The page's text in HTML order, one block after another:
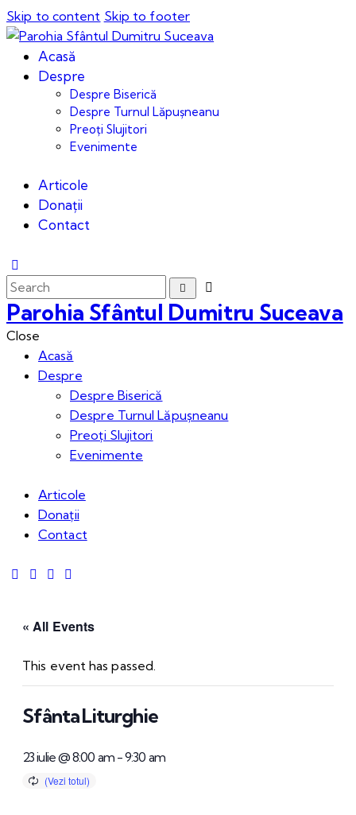
Skip to content Skip to footer
Acasă
Despre
Despre Biserică
Despre Turnul Lăpușneanu
Preoți Slujitori
Evenimente
Articole
Donații
Contact
Parohia Sfântul Dumitru Suceava
Close
Acasă
Despre
Despre Biserică
Despre Turnul Lăpușneanu
Preoți Slujitori
Evenimente
Articole
Donații
Contact
« All Events
This event has passed.
Sfânta Liturghie
23 iulie @ 8:00 am-9:30 am